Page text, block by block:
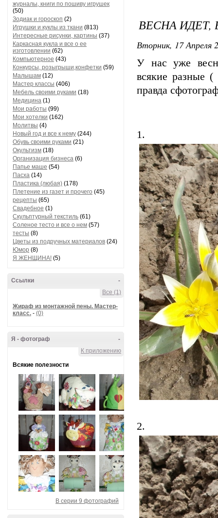
журналы, книги по пошиву игрушек
(50)
Зодиак и гороскоп (2)
Игрушки и куклы из ткани (813)
Интересные рисунки, картины (37)
Каркасная кукла и все о ее
изготовлении (62)
Компьютерное (43)
Конкурсы, розыгрыши,конфетки (59)
Малышам (12)
Мастер классы (406)
Мебель своими руками (18)
Медицина (1)
Мои работы (99)
Мои хотелки (162)
Молитвы (4)
Новый год и все к нему (244)
Обувь своими руками (21)
Окультизм (18)
Организация бизнеса (6)
Папье маше (54)
Пасха (14)
Пластика (любая) (178)
Плетение из газет и прочего (45)
рецепты (65)
Свадебное (1)
Скульптурный текстиль (61)
Соленое тесто и все о нем (57)
тесты (8)
Цветы из подручных материалов (24)
Юмор (8)
Я ЖЕНЩИНА! (5)
-
Ссылки
Все (1)
Жираф из монтажной пены. Мастер-
класс. - (0)
-
Я - фотограф
К приложению
Всякие полезности
В серии 9 фотографий
ВЕСНА ИДЕТ,
Вторник, 17 Апреля
У нас уже
всякие разные (
правда
1.
2.